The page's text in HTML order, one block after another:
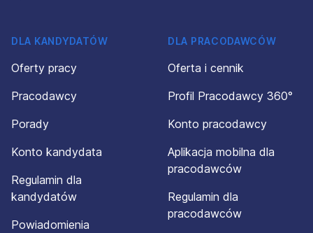
DLA KANDYDATÓW
Oferty pracy
Pracodawcy
Porady
Konto kandydata
Regulamin dla
kandydatów
Powiadomienia
DLA PRACODAWCÓW
Oferta i cennik
Profil Pracodawcy 360°
Konto pracodawcy
Aplikacja mobilna dla
pracodawców
Regulamin dla
pracodawców